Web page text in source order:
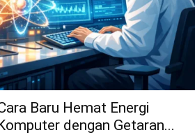
Baru Hemat Energi
dengan Getaran...